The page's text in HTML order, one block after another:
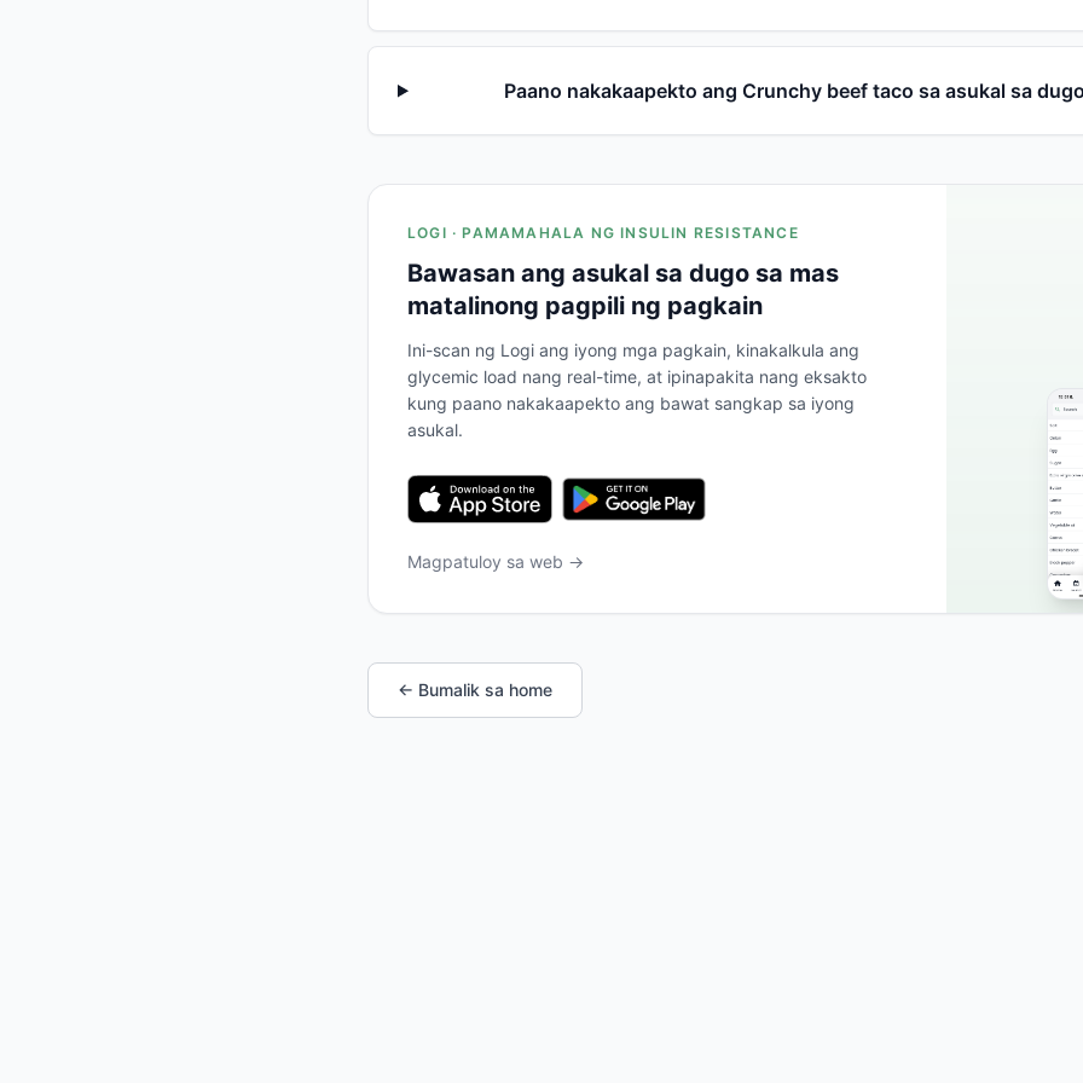
Paano nakakaapekto ang Crunchy beef taco sa asukal sa
LOGI · PAMAMAHALA NG INSULIN RESISTANCE
Bawasan ang asukal sa dugo sa mas
matalinong pagpili ng pagkain
Ini-scan ng Logi ang iyong mga pagkain, kinakalkula ang
glycemic load nang real-time, at ipinapakita nang eksakto
kung paano nakakaapekto ang bawat sangkap sa iyong
asukal.
Magpatuloy sa web →
← Bumalik sa home